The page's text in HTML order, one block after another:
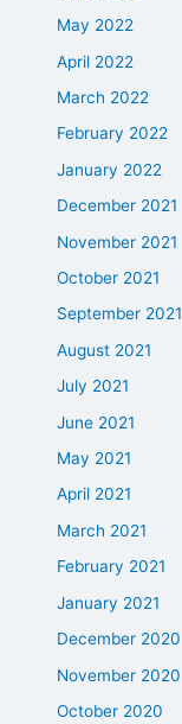
May 2022
April 2022
March 2022
February 2022
January 2022
December 2021
November 2021
October 2021
September 2021
August 2021
July 2021
June 2021
May 2021
April 2021
March 2021
February 2021
January 2021
December 2020
November 2020
October 2020